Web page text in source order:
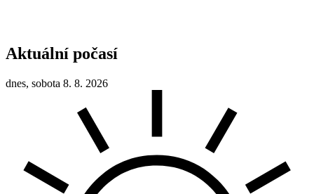
Aktuální počasí
dnes, sobota 8. 8. 2026